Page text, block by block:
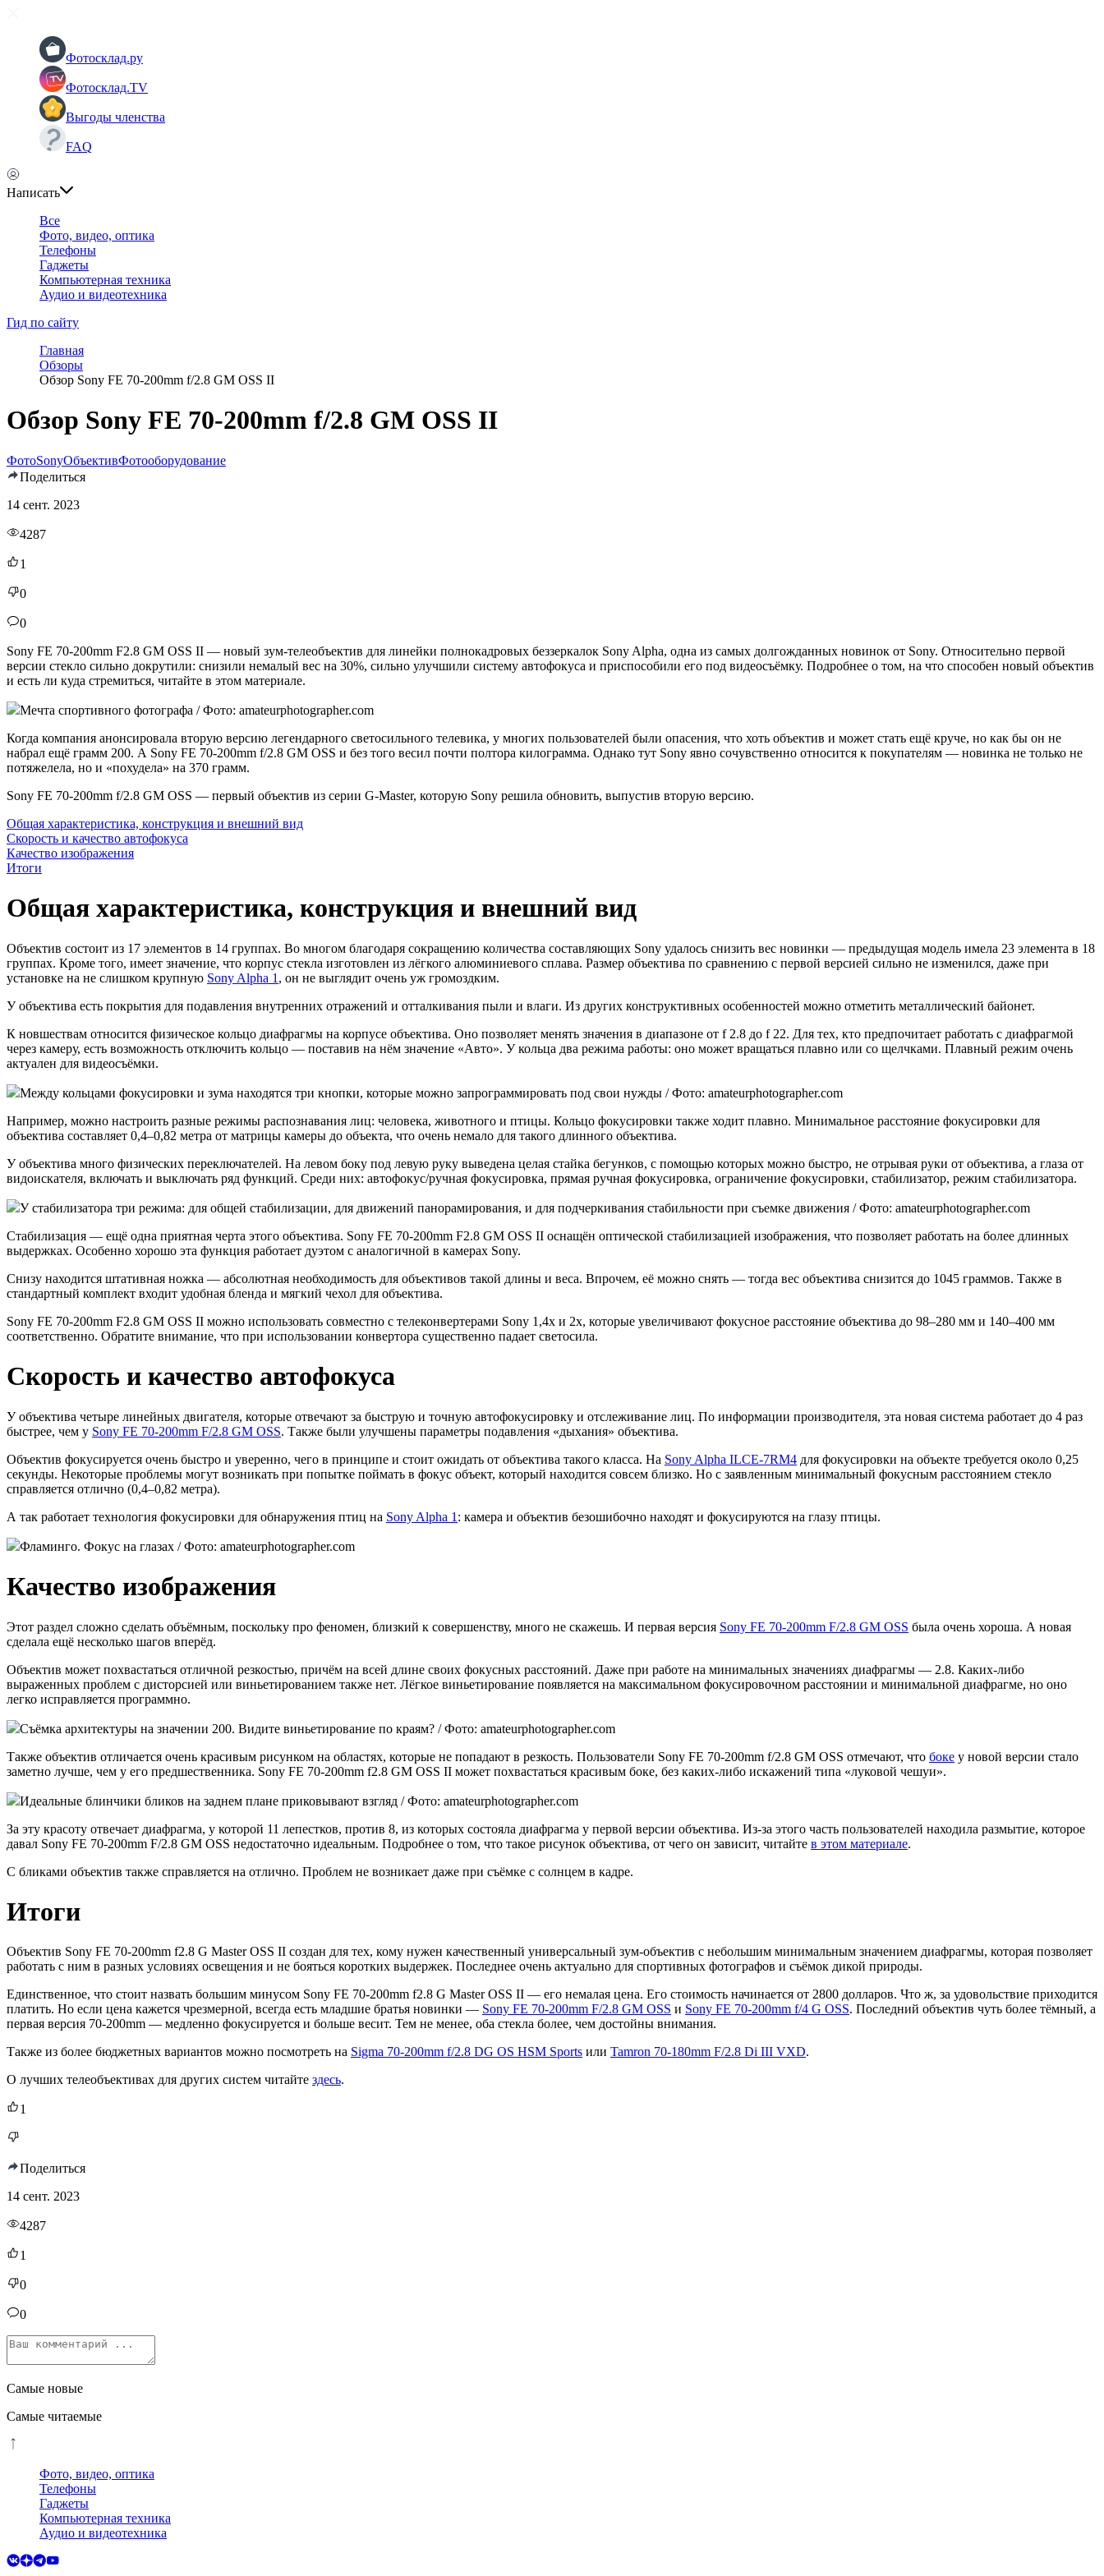
Фотосклад.ру
Фотосклад.TV
Выгоды членства
FAQ
Написать
Все
Фото, видео, оптика
Телефоны
Гаджеты
Компьютерная техника
Аудио и видеотехника
Гид по сайту
Главная
Обзоры
Обзор Sony FE 70-200mm f/2.8 GM OSS II
Обзор Sony FE 70-200mm f/2.8 GM OSS II
ФотоSonyОбъективФотооборудование
Поделиться
14 сент. 2023
4287
1
0
0
Sony FE 70-200mm F2.8 GM OSS II — новый зум-телеобъектив для линейки полнокадровых беззеркалок Sony Alpha, одна из самых долгожданных новинок от Sony. Относительно первой
версии стекло сильно докрутили: снизили немалый вес на 30%, сильно улучшили систему автофокуса и приспособили его под видеосъёмку. Подробнее о том, на что способен новый объектив
и есть ли куда стремиться, читайте в этом материале.
Мечта спортивного фотографа / Фото: amateurphotographer.com
Когда компания анонсировала вторую версию легендарного светосильного телевика, у многих пользователей были опасения, что хоть объектив и может стать ещё круче, но как бы он не
набрал ещё грамм 200. А Sony FE 70-200mm f/2.8 GM OSS и без того весил почти полтора килограмма. Однако тут Sony явно сочувственно относится к покупателям — новинка не только не
потяжелела, но и «похудела» на 370 грамм.
Sony FE 70-200mm f/2.8 GM OSS — первый объектив из серии G-Master, которую Sony решила обновить, выпустив вторую версию.
Общая характеристика, конструкция и внешний вид
Скорость и качество автофокуса
Качество изображения
Итоги
Общая характеристика, конструкция и внешний вид
Объектив состоит из 17 элементов в 14 группах. Во многом благодаря сокращению количества составляющих Sony удалось снизить вес новинки — предыдущая модель имела 23 элемента в 18
группах. Кроме того, имеет значение, что корпус стекла изготовлен из лёгкого алюминиевого сплава. Размер объектива по сравнению с первой версией сильно не изменился, даже при
установке на не слишком крупную Sony Alpha 1 , он не выглядит очень уж громоздким.
У объектива есть покрытия для подавления внутренних отражений и отталкивания пыли и влаги. Из других конструктивных особенностей можно отметить металлический байонет.
К новшествам относится физическое кольцо диафрагмы на корпусе объектива. Оно позволяет менять значения в диапазоне от f 2.8 до f 22. Для тех, кто предпочитает работать с диафрагмой
через камеру, есть возможность отключить кольцо — поставив на нём значение «Авто». У кольца два режима работы: оно может вращаться плавно или со щелчками. Плавный режим очень
актуален для видеосъёмки.
Между кольцами фокусировки и зума находятся три кнопки, которые можно запрограммировать под свои нужды / Фото: amateurphotographer.com
Например, можно настроить разные режимы распознавания лиц: человека, животного и птицы. Кольцо фокусировки также ходит плавно. Минимальное расстояние фокусировки для
объектива составляет 0,4–0,82 метра от матрицы камеры до объекта, что очень немало для такого длинного объектива.
У объектива много физических переключателей. На левом боку под левую руку выведена целая стайка бегунков, с помощью которых можно быстро, не отрывая руки от объектива, а глаза от
видоискателя, включать и выключать ряд функций. Среди них: автофокус/ручная фокусировка, прямая ручная фокусировка, ограничение фокусировки, стабилизатор, режим стабилизатора.
У стабилизатора три режима: для общей стабилизации, для движений панорамирования, и для подчеркивания стабильности при съемке движения / Фото: amateurphotographer.com
Стабилизация — ещё одна приятная черта этого объектива. Sony FE 70-200mm F2.8 GM OSS II оснащён оптической стабилизацией изображения, что позволяет работать на более длинных
выдержках. Особенно хорошо эта функция работает дуэтом с аналогичной в камерах Sony.
Снизу находится штативная ножка — абсолютная необходимость для объективов такой длины и веса. Впрочем, её можно снять — тогда вес объектива снизится до 1045 граммов. Также в
стандартный комплект входит удобная бленда и мягкий чехол для объектива.
Sony FE 70-200mm F2.8 GM OSS II можно использовать совместно с телеконвертерами Sony 1,4x и 2x, которые увеличивают фокусное расстояние объектива до 98–280 мм и 140–400 мм
соответственно. Обратите внимание, что при использовании конвертора существенно падает светосила.
Скорость и качество автофокуса
У объектива четыре линейных двигателя, которые отвечают за быструю и точную автофокусировку и отслеживание лиц. По информации производителя, эта новая система работает до 4 раз
быстрее, чем у Sony FE 70-200mm F/2.8 GM OSS. Также были улучшены параметры подавления «дыхания» объектива.
Объектив фокусируется очень быстро и уверенно, чего в принципе и стоит ожидать от объектива такого класса. На Sony Alpha ILCE-7RM4 для фокусировки на объекте требуется около 0,25
секунды. Некоторые проблемы могут возникать при попытке поймать в фокус объект, который находится совсем близко. Но с заявленным минимальный фокусным расстоянием стекло
справляется отлично (0,4–0,82 метра).
А так работает технология фокусировки для обнаружения птиц на Sony Alpha 1 : камера и объектив безошибочно находят и фокусируются на глазу птицы.
Фламинго. Фокус на глазах / Фото: amateurphotographer.com
Качество изображения
Этот раздел сложно сделать объёмным, поскольку про феномен, близкий к совершенству, много не скажешь. И первая версия Sony FE 70-200mm F/2.8 GM OSS была очень хороша. А новая
сделала ещё несколько шагов вперёд.
Объектив может похвастаться отличной резкостью, причём на всей длине своих фокусных расстояний. Даже при работе на минимальных значениях диафрагмы — 2.8. Каких-либо
выраженных проблем с дисторсией или виньетированием также нет. Лёгкое виньетирование появляется на максимальном фокусировочном расстоянии и минимальной диафрагме, но оно
легко исправляется программно.
Съёмка архитектуры на значении 200. Видите виньетирование по краям? / Фото: amateurphotographer.com
Также объектив отличается очень красивым рисунком на областях, которые не попадают в резкость. Пользователи Sony FE 70-200mm f/2.8 GM OSS отмечают, что боке у новой версии стало
заметно лучше, чем у его предшественника. Sony FE 70-200mm f2.8 GM OSS II может похвастаться красивым боке, без каких-либо искажений типа «луковой чешуи».
Идеальные блинчики бликов на заднем плане приковывают взгляд / Фото: amateurphotographer.com
За эту красоту отвечает диафрагма, у которой 11 лепестков, против 8, из которых состояла диафрагма у первой версии объектива. Из-за этого часть пользователей находила размытие, которое
давал Sony FE 70-200mm F/2.8 GM OSS недостаточно идеальным. Подробнее о том, что такое рисунок объектива, от чего он зависит, читайте в этом материале.
С бликами объектив также справляется на отлично. Проблем не возникает даже при съёмке с солнцем в кадре.
Итоги
Объектив Sony FE 70-200mm f2.8 G Master OSS II создан для тех, кому нужен качественный универсальный зум-объектив с небольшим минимальным значением диафрагмы, которая позволяет
работать с ним в разных условиях освещения и не бояться коротких выдержек. Последнее очень актуально для спортивных фотографов и съёмок дикой природы.
Единственное, что стоит назвать большим минусом Sony FE 70-200mm f2.8 G Master OSS II — его немалая цена. Его стоимость начинается от 2800 долларов. Что ж, за удовольствие приходится
платить. Но если цена кажется чрезмерной, всегда есть младшие братья новинки — Sony FE 70-200mm F/2.8 GM OSS и Sony FE 70-200mm f/4 G OSS. Последний объектив чуть более тёмный, а
первая версия 70-200mm — медленно фокусируется и больше весит. Тем не менее, оба стекла более, чем достойны внимания.
Также из более бюджетных вариантов можно посмотреть на Sigma 70-200mm f/2.8 DG OS HSM Sports или Tamron 70-180mm F/2.8 Di III VXD.
О лучших телеобъективах для других систем читайте здесь.
1
Поделиться
14 сент. 2023
4287
1
0
0
Самые новые
Самые читаемые
Фото, видео, оптика
Телефоны
Гаджеты
Компьютерная техника
Аудио и видеотехника